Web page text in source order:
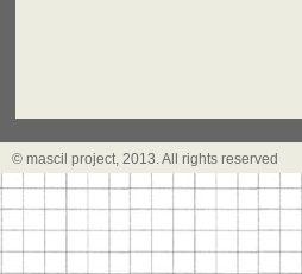
© mascil project, 2013. All rights reserved